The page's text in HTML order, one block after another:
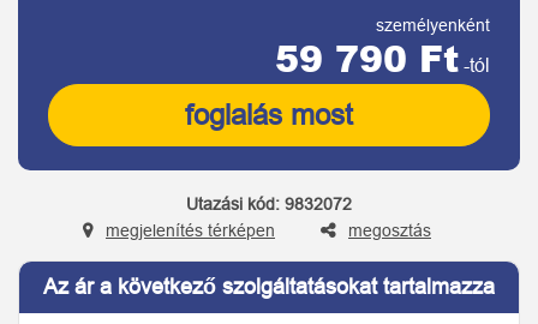
személyenként
59 790 Ft -tól
foglalás most
Utazási kód: 9832072
megjelenítés térképen
megosztás
Az ár a következő szolgáltatásokat tartalmazza